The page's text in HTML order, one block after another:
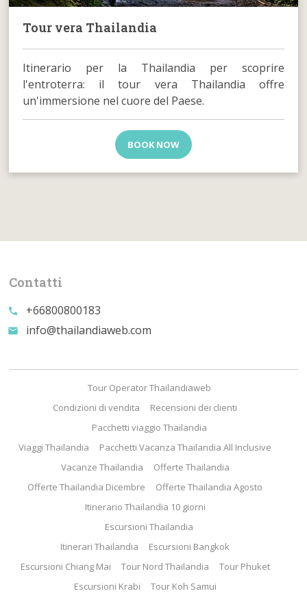
Tour vera Thailandia
Itinerario per la Thailandia per scoprire
l'entroterra: il tour vera Thailandia offre
un'immersione nel cuore del Paese.
BOOK NOW
Contatti
call +66800800183
email info@thailandiaweb.com
Tour Operator Thailandiaweb
Condizioni di vendita
Recensioni dei clienti
Pacchetti viaggio Thailandia
Viaggi Thailandia
Pacchetti Vacanza Thailandia All Inclusive
Vacanze Thailandia
Offerte Thailandia
Offerte Thailandia Dicembre
Offerte Thailandia Agosto
Itinerario Thailandia 10 giorni
Escursioni Thailandia
Itinerari Thailandia
Escursioni Bangkok
Escursioni Chiang Mai
Tour Nord Thailandia
Tour Phuket
Escursioni Krabi
Tour Koh Samui